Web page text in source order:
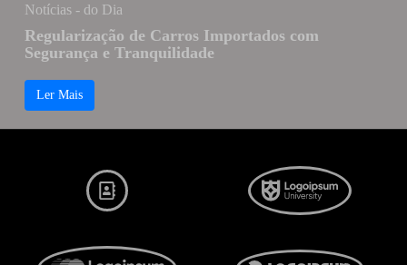
Notícias - do Dia
Regularização de Carros Importados com
Segurança e Tranquilidade
Ler Mais